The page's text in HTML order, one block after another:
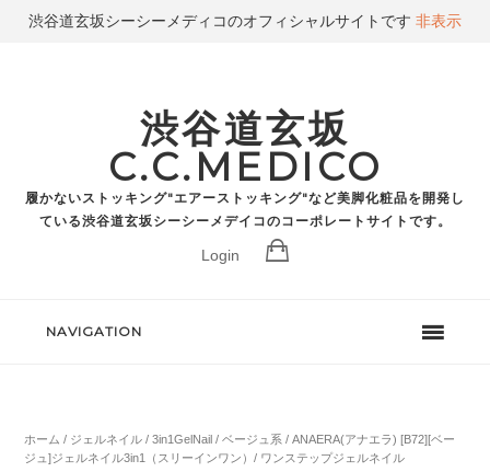
渋谷道玄坂
C.C.MEDICO
履かないストッキング"エアーストッキング"など美脚化粧品を開発し
ている渋谷道玄坂シーシーメデイコのコーポレートサイトです。
Login
NAVIGATION
ホーム / ジェルネイル /3in1GelNail /ベージュ系 / ANAERA(アナエラ) [B72][ベー
ジュ]ジェルネイル3in1（スリーインワン）/ ワンステップジェルネイル
渋谷道玄坂シーシーメディコのオフィシャルサイトです 非表示